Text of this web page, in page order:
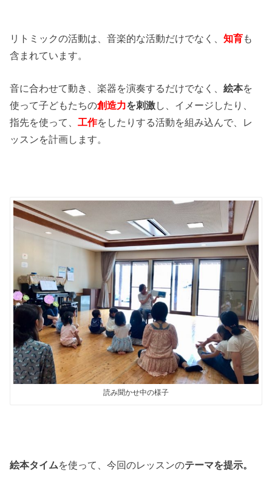
リトミックの活動は、音楽的な活動だけでなく、知育も
含まれています。
音に合わせて動き、楽器を演奏するだけでなく、絵本を
使って子どもたちの創造力を刺激し、イメージしたり、
指先を使って、工作をしたりする活動を組み込んで、レ
ッスンを計画します。
読み聞かせ中の様子
絵本タイムを使って、今回のレッスンのテーマを提示。